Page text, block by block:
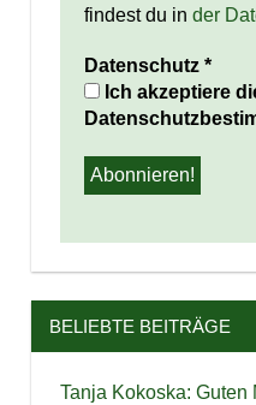
findest du in der
Datenschutz *
Ich akzeptiere
BELIEBTE BEITRÄGE
Tanja Kokoska: Guten